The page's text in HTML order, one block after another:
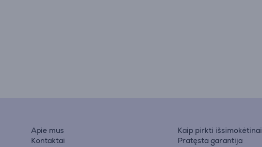
Apie mus
Kontaktai
Kaip pirkti išsimokėtinai
Pratęsta garantija